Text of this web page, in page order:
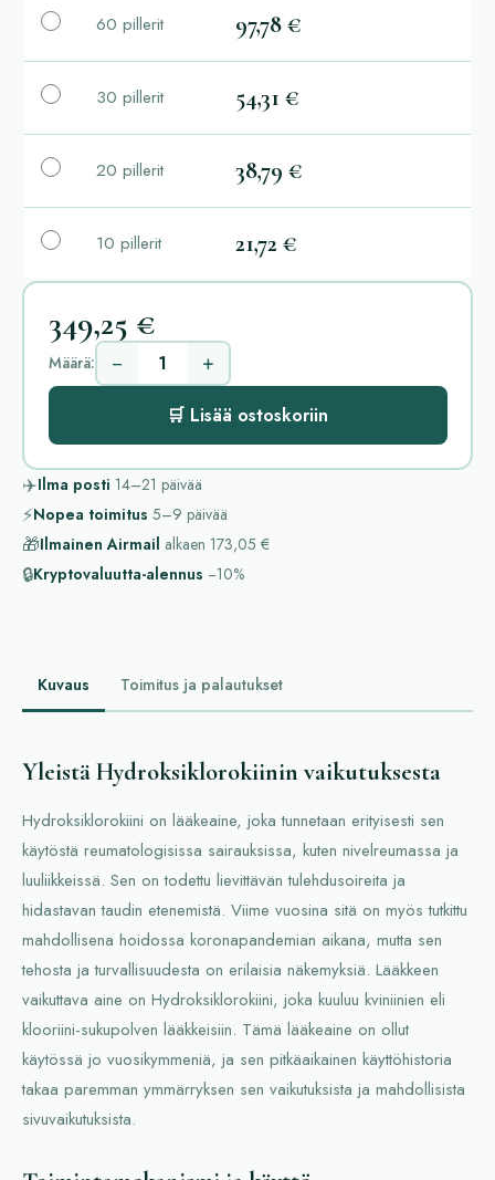
60 pillerit 97,78 €
30 pillerit 54,31 €
20 pillerit 38,79 €
10 pillerit 21,72 €
349,25 €
Määrä: − +
🛒 Lisää ostoskoriin
✈️Ilma posti 14–21 päivää
⚡Nopea toimitus 5–9 päivää
🎁Ilmainen Airmail alkaen 173,05 €
🔒Kryptovaluutta-alennus −10%
Kuvaus Toimitus ja palautukset
Yleistä Hydroksiklorokiinin vaikutuksesta
Hydroksiklorokiini on lääkeaine, joka tunnetaan erityisesti sen
käytöstä reumatologisissa sairauksissa, kuten nivelreumassa ja
luuliikkeissä. Sen on todettu lievittävän tulehdusoireita ja
hidastavan taudin etenemistä. Viime vuosina sitä on myös tutkittu
mahdollisena hoidossa koronapandemian aikana, mutta sen
tehosta ja turvallisuudesta on erilaisia näkemyksiä. Lääkkeen
vaikuttava aine on Hydroksiklorokiini, joka kuuluu kviniinien eli
klooriini-sukupolven lääkkeisiin. Tämä lääkeaine on ollut
käytössä jo vuosikymmeniä, ja sen pitkäaikainen käyttöhistoria
takaa paremman ymmärryksen sen vaikutuksista ja mahdollisista
sivuvaikutuksista.